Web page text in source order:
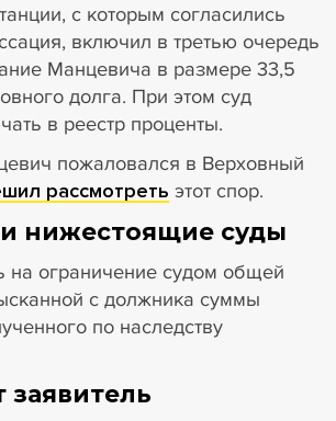
с которым согласились
включил в третью очередь
Манцевича в размере 33,5
долга. При этом суд
в реестр проценты.
пожаловался в Верховный
рассмотреть этот спор.
нижестоящие суды
на ограничение судом общей
с должника суммы
по наследству
заявитель